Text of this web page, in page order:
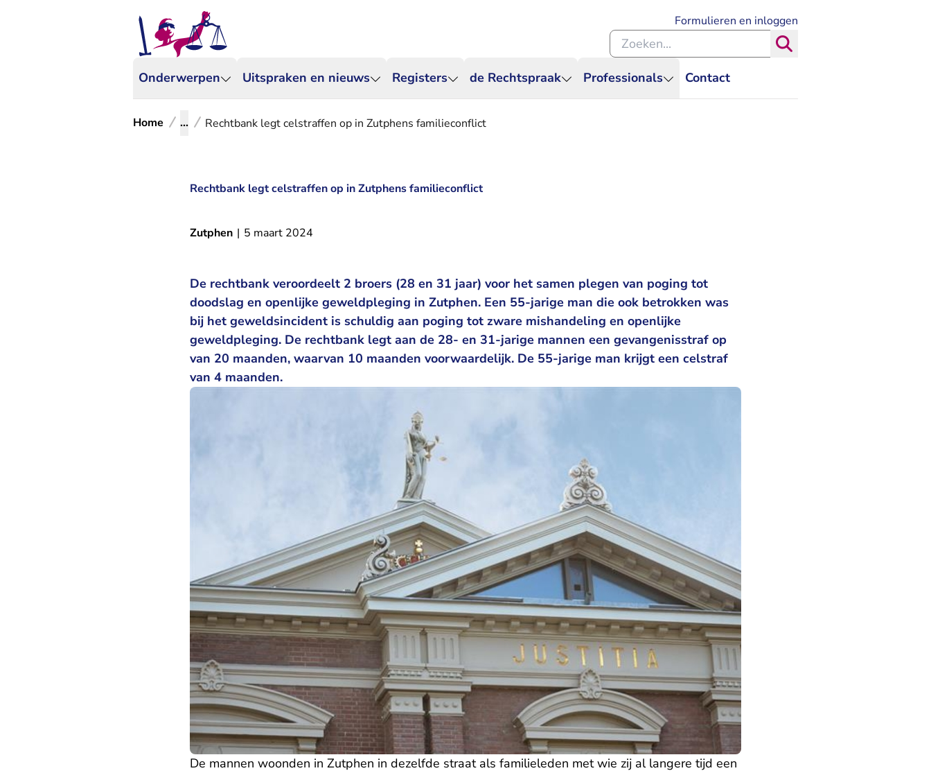
Onderwerpen Uitspraken en nieuws Registers de Rechtspraak Professionals Contact
Formulieren en inloggen
Zoeken binnen de Rechtspraak
Home ... Rechtbank legt celstraffen op in Zutphens familieconflict
Rechtbank legt celstraffen op in Zutphens familieconflict
Zutphen | 5 maart 2024
De rechtbank veroordeelt 2 broers (28 en 31 jaar) voor het samen plegen van poging tot
doodslag en openlijke geweldpleging in Zutphen. Een 55-jarige man die ook betrokken was
bij het geweldsincident is schuldig aan poging tot zware mishandeling en openlijke
geweldpleging. De rechtbank legt aan de 28- en 31-jarige mannen een gevangenisstraf op
van 20 maanden, waarvan 10 maanden voorwaardelijk. De 55-jarige man krijgt een celstraf
van 4 maanden.
De mannen woonden in Zutphen in dezelfde straat als familieleden met wie zij al langere tijd een